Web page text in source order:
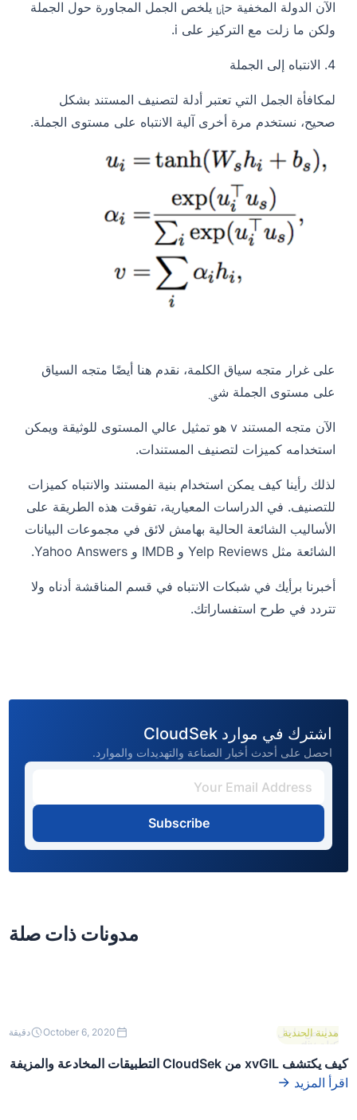
الآن الدولة المخفية حأنا يلخص الجمل المجاورة حول الجملة
ولكن ما زلت مع التركيز على i.
4. الانتباه إلى الجملة
لمكافأة الجمل التي تعتبر أدلة لتصنيف المستند بشكل
صحيح، نستخدم مرة أخرى آلية الانتباه على مستوى الجملة.
على غرار متجه سياق الكلمة، نقدم هنا أيضًا متجه السياق
على مستوى الجملة شق.
الآن متجه المستندv هو تمثيل عالي المستوى للوثيقة ويمكن
استخدامه كميزات لتصنيف المستندات.
لذلك رأينا كيف يمكن استخدام بنية المستند والانتباه كميزات
للتصنيف. في الدراسات المعيارية، تفوقت هذه الطريقة على
الأساليب الشائعة الحالية بهامش لائق في مجموعات البيانات
الشائعة مثل Yelp Reviews و IMDB و Yahoo Answers.
أخبرنا برأيك في شبكات الانتباه في قسم المناقشة أدناه ولا
تتردد في طرح استفساراتك.
اشترك في موارد CloudSek
احصل على أحدث أخبار الصناعة والتهديدات والموارد.
Subscribe
مدونات ذات صلة
هذا نص داخل
كتلة div.
مدينة الحندية October 6, 2020 دقيقة
كيف يكتشف xvGIL من CloudSek التطبيقات المخادعة والمزيفة
اقرأ المزيد